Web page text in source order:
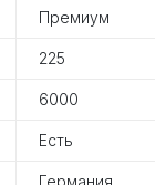
Премиум
225
6000
Есть
Германия